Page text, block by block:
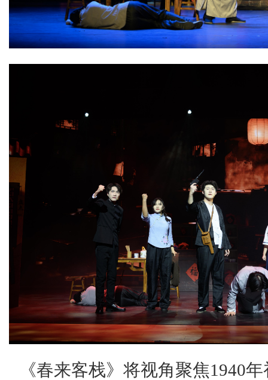
《春来客栈》将视角聚焦1940